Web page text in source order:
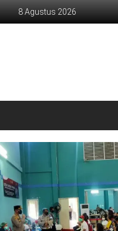
8 Agustus 2026